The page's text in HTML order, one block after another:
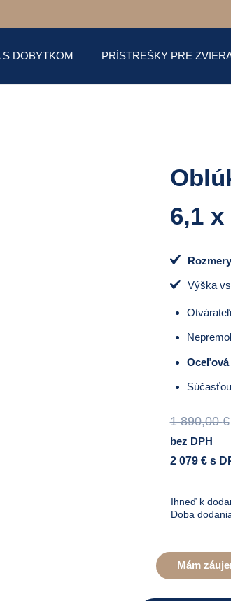
S DOBYTKOM PRÍSTREŠKY PRE
6,1 x
Rozmery
Výška
Oceľová
1 890,00€
bez DPH
2 079€ s
Ihneď k
Doba
Mám